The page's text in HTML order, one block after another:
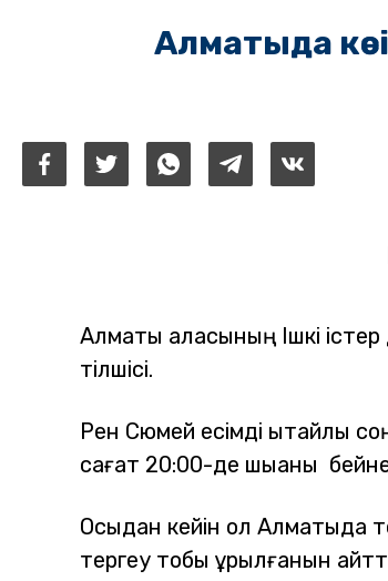
Алматыда
Алматы қаласының Ішкі
тілшісі.
Рен Сюмей есімді қытайлық
сағат 20:00-де шыққаны
Осыдан кейін ол Алматыда
тергеу тобы құрылғанын